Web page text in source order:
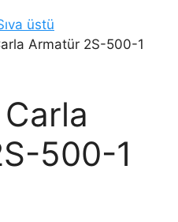
üstü
Armatür 2S-500-1
500-1